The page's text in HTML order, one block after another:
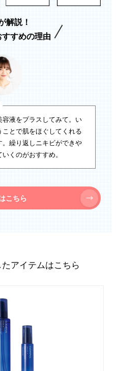
解説！
すめの理由
液をプラスしてみて。い
とで肌をほぐしてくれる
繰り返しニキビができや
くのがおすすめ。
こちら
アイテムはこちら